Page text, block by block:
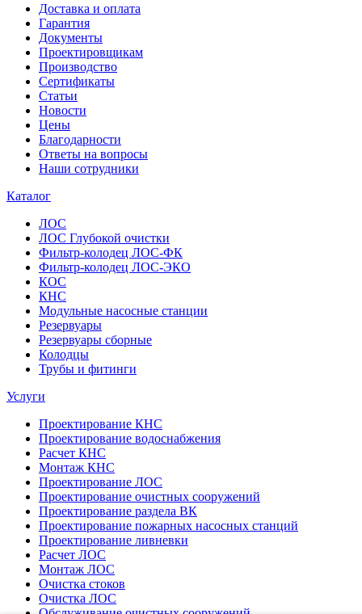
Доставка и оплата
Гарантия
Документы
Проектировщикам
Производство
Сертификаты
Статьи
Новости
Цены
Благодарности
Ответы на вопросы
Наши сотрудники
Каталог
ЛОС
ЛОС Глубокой очистки
Фильтр-колодец ЛОС-ФК
Фильтр-колодец ЛОС-ЭКО
КОС
КНС
Модульные насосные станции
Резервуары
Резервуары сборные
Колодцы
Трубы и фитинги
Услуги
Проектирование КНС
Проектирование водоснабжения
Расчет КНС
Монтаж КНС
Проектирование ЛОС
Проектирование очистных сооружений
Проектирование раздела ВК
Проектирование пожарных насосных станций
Проектирование ливневки
Расчет ЛОС
Монтаж ЛОС
Очистка стоков
Очистка ЛОС